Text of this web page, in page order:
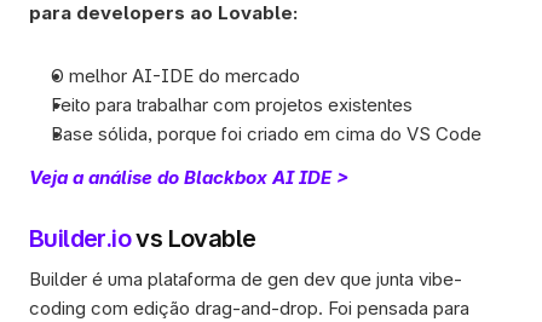
para developers ao Lovable:
O melhor AI-IDE do mercado
Feito para trabalhar com projetos existentes
Base sólida, porque foi criado em cima do VS Code
Veja a análise do Blackbox AI IDE >
Builder.io vs Lovable
Builder é uma plataforma de gen dev que junta vibe-
coding com edição drag-and-drop. Foi pensada para